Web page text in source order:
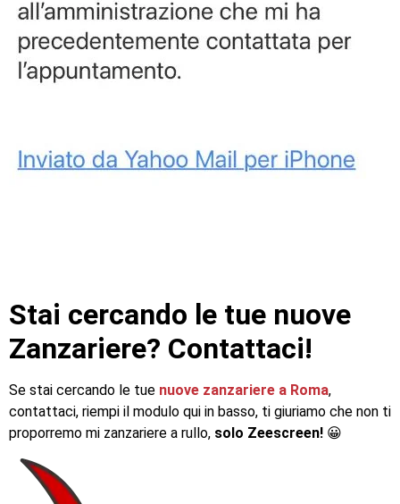
Stai cercando le tue nuove
Zanzariere? Contattaci!
Se stai cercando le tue nuove zanzariere a Roma,
contattaci, riempi il modulo qui in basso, ti giuriamo che non ti
proporremo mi zanzariere a rullo, solo Zeescreen! 😀